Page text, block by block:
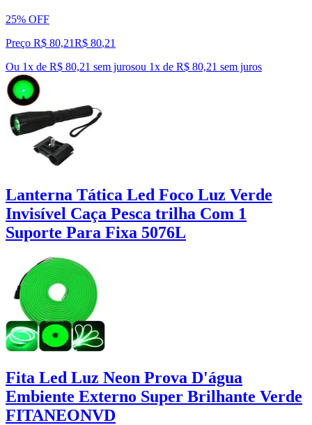
25% OFF
Preço R$ 80,21R$ 80,21
Ou 1x de R$ 80,21 sem jurosou 1x de R$ 80,21 sem juros
Lanterna Tática Led Foco Luz Verde
Invisível Caça Pesca trilha Com 1
Suporte Para Fixa 5076L
Fita Led Luz Neon Prova D'água
Embiente Externo Super Brilhante Verde
FITANEONVD